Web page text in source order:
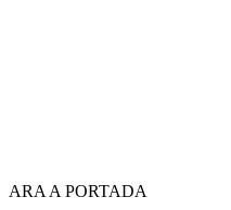
ARA A PORTADA